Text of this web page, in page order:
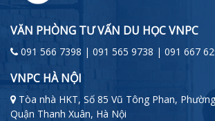
VĂN PHÒNG TƯ VẤN DU HỌC VNPC
091 566 7398 | 091 565 9738 | 091 667
VNPC HÀ NỘI
Tòa nhà HKT, Số 85 Vũ Tông Phan,
Quận Thanh Xuân, Hà Nội